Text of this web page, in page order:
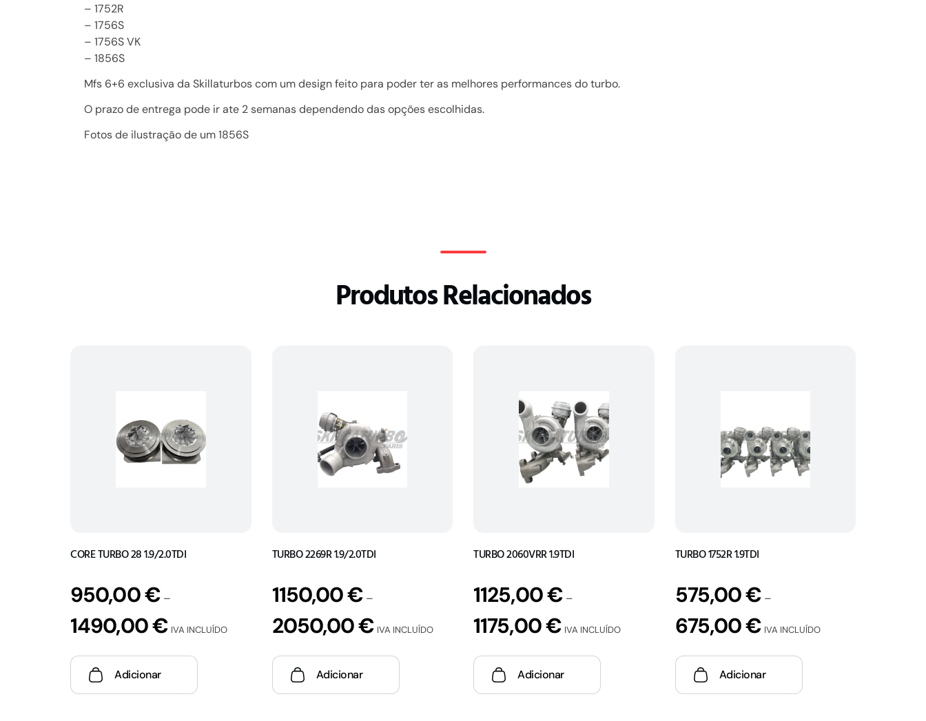
– 1752R
– 1756S
– 1756S VK
– 1856S
Mfs 6+6 exclusiva da Skillaturbos com um design feito para poder ter as melhores performances do turbo.
O prazo de entrega pode ir ate 2 semanas dependendo das opções escolhidas.
Fotos de ilustração de um 1856S
Produtos Relacionados
CORE TURBO 28 1.9/2.0TDI
950,00€ –
1490,00€ IVA INCLUÍDO
Adicionar
TURBO 2269R 1.9/2.0TDI
1150,00€ –
2050,00€ IVA INCLUÍDO
Adicionar
TURBO 2060VRR 1.9TDI
1125,00€ –
1175,00€ IVA INCLUÍDO
Adicionar
TURBO 1752R 1.9TDI
575,00€ –
675,00€ IVA INCLUÍDO
Adicionar